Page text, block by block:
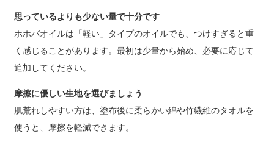
思っているよりも少ない量で十分です
ホホバオイルは「軽い」タイプのオイルでも、つけすぎると重
く感じることがあります。最初は少量から始め、必要に応じて
追加してください。
摩擦に優しい生地を選びましょう
肌荒れしやすい方は、塗布後に柔らかい綿や竹繊維のタオルを
使うと、摩擦を軽減できます。